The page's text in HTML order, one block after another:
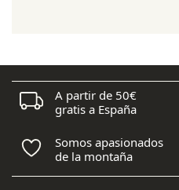
A partir de 50€
gratis a España
Somos apasionados
de la montaña